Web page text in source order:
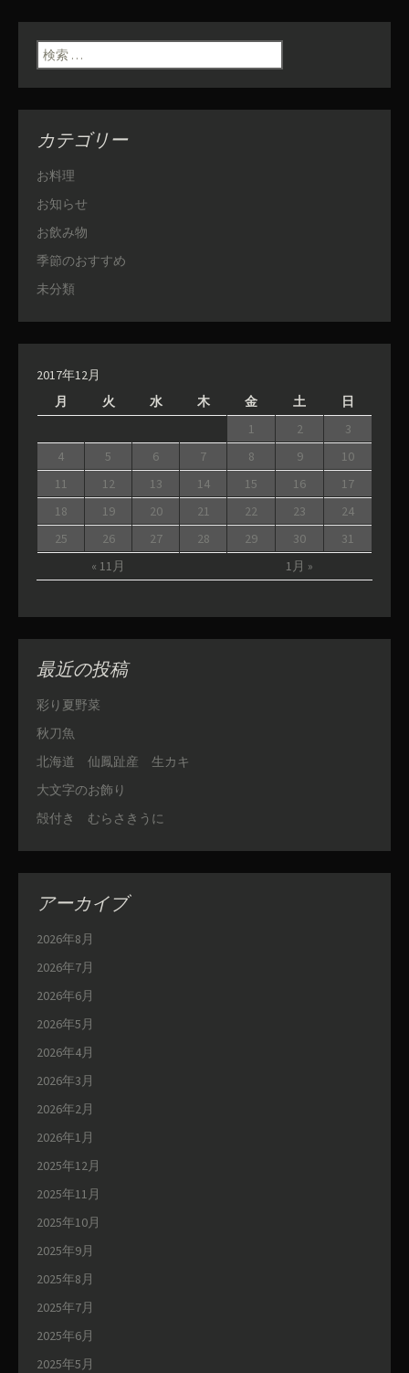
検索:
カテゴリー
お料理
お知らせ
お飲み物
季節のおすすめ
未分類
2017年12月
月
火 水 木 金 土 日
« 11月 1月 »
1 2
3
4
5 6 7 8 9
10
11
12 13 14 15 16
17
18
19 20 21 22 23
24
25
26 27 28 29 30 31
最近の投稿
彩り夏野菜
秋刀魚
北海道 仙鳳趾産 生カキ
大文字のお飾り
殻付き むらさきうに
アーカイブ
2026年8月
2026年7月
2026年6月
2026年5月
2026年4月
2026年3月
2026年2月
2026年1月
2025年12月
2025年11月
2025年10月
2025年9月
2025年8月
2025年7月
2025年6月
2025年5月